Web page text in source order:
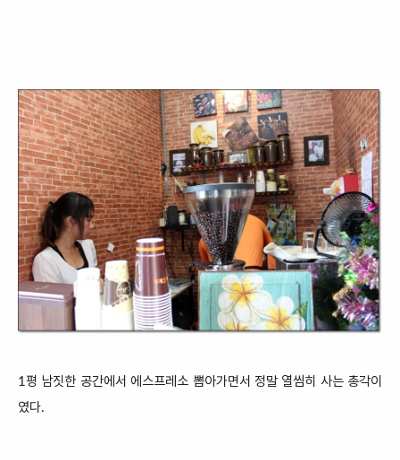
1평 남짓한 공간에서 에스프레소 뽑아가면서 정말 열씸히 사는 총각이
였다.